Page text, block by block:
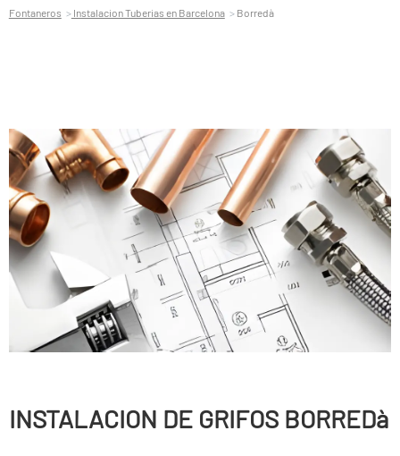
Fontaneros Instalacion Tuberias en Barcelona Borredà
INSTALACION DE GRIFOS BORREDà